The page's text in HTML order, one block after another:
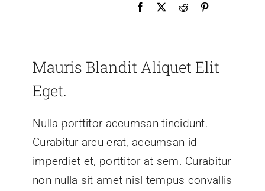
Mauris Blandit Aliquet Elit
Eget.
Nulla porttitor accumsan tincidunt.
Curabitur arcu erat, accumsan id
imperdiet et, porttitor at sem. Curabitur
non nulla sit amet nisl tempus convallis